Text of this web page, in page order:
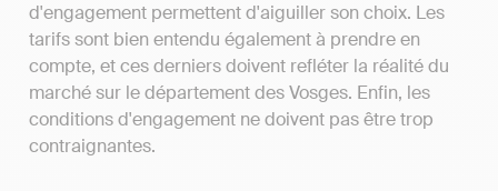
d'engagement permettent d'aiguiller son choix. Les
tarifs sont bien entendu également à prendre en
compte, et ces derniers doivent refléter la réalité du
marché sur le département des Vosges. Enfin, les
conditions d'engagement ne doivent pas être trop
contraignantes.